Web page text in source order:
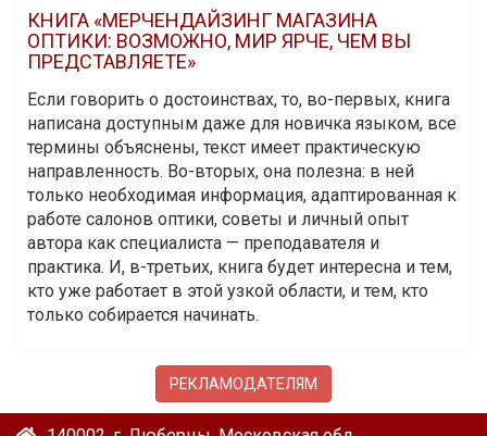
КНИГА «МЕРЧЕНДАЙЗИНГ МАГАЗИНА
ОПТИКИ: ВОЗМОЖНО, МИР ЯРЧЕ, ЧЕМ ВЫ
ПРЕДСТАВЛЯЕТЕ»
Если говорить о достоинствах, то, во-первых, книга
написана доступным даже для новичка языком, все
термины объяснены, текст имеет практическую
направленность. Во-вторых, она полезна: в ней
только необходимая информация, адаптированная к
работе салонов оптики, советы и личный опыт
автора как специалиста — преподавателя и
практика. И, в-третьих, книга будет интересна и тем,
кто уже работает в этой узкой области, и тем, кто
только собирается начинать.
РЕКЛАМОДАТЕЛЯМ